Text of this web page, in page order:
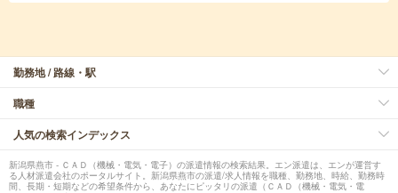
勤務地 / 路線・駅
職種
人気の検索インデックス
新潟県燕市 - ＣＡＤ（機械・電気・電子）の派遣情報の検索結果。エン派遣は、エンが運営す
る人材派遣会社のポータルサイト。新潟県燕市の派遣/求人情報を職種、勤務地、時給、勤務時
間、長期・短期などの希望条件から、あなたにピッタリの派遣（ＣＡＤ（機械・電気・電